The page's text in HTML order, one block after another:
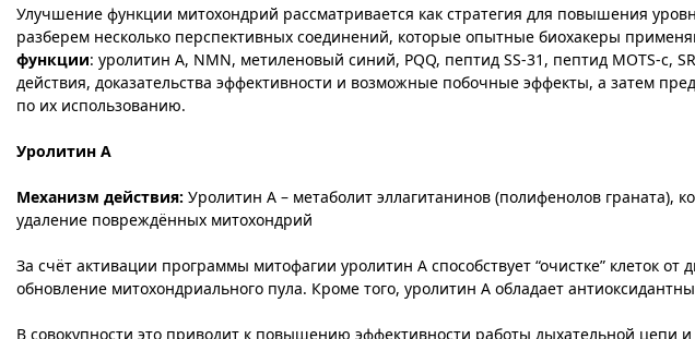
Улучшение функции митохондрий рассматривается как стратегия для повышения
разберем несколько перспективных соединений, которые опытные биохакеры
функции: уролитин А, NMN, метиленовый синий, PQQ, пептид SS-31, пептид MOTS-c,
действия, доказательства эффективности и возможные побочные эффекты, а затем
по их использованию.
Уролитин A
Механизм действия: Уролитин A – метаболит эллагитанинов (полифенолов граната),
удаление повреждённых митохондрий​
За счёт активации программы митофагии уролитин A способствует “очистке” клеток
обновление митохондриального пула. Кроме того, уролитин A обладает
В совокупности это приводит к повышению эффективности работы дыхательной цепи